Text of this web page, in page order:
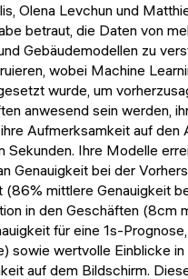
Olena Levchun und
betraut, die Daten von
Gebäudemodellen zu
wobei Machine
wurde, um
anwesend sein werden,
Aufmerksamkeit auf den
Sekunden. Ihre Modelle
Genauigkeit bei der
(86% mittlere Genauigkeit
in den Geschäften (8cm
für eine 1s-
sowie wertvolle Einblicke
auf dem Bildschirm.